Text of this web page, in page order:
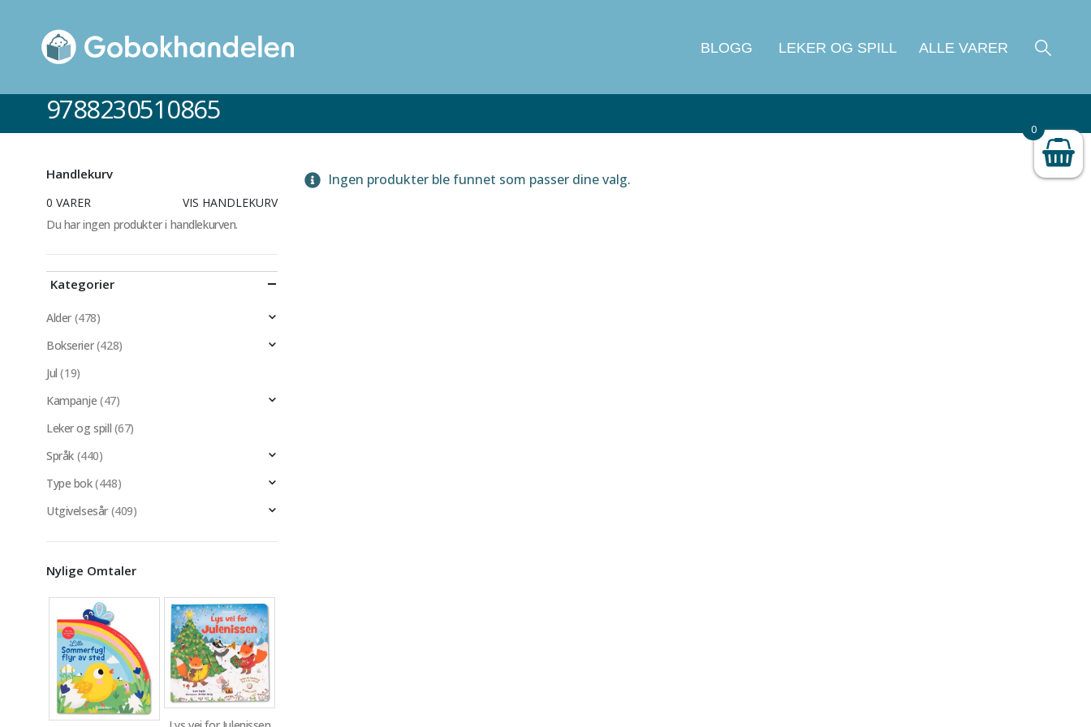
BLOGG LEKER OG SPILL ALLE VARER
9788230510865
Ingen produkter ble funnet som passer dine valg.
Handlekurv
0 VARER
VIS HANDLEKURV
Du har ingen produkter i handlekurven.
Kategorier
Alder (478)
Bokserier(428)
Jul (19)
Kampanje (47)
Leker og spill (67)
Språk (440)
Type bok(448)
Utgivelsesår (409)
Nylige Omtaler
0